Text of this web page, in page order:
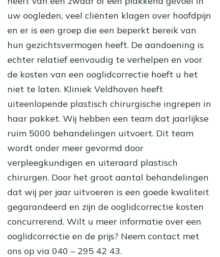
uw oogleden, veel cliënten klagen over hoofdpijn
en er is een groep die een beperkt bereik van
hun gezichtsvermogen heeft. De aandoening is
echter relatief eenvoudig te verhelpen en voor
de kosten van een ooglidcorrectie hoeft u het
niet te laten. Kliniek Veldhoven heeft
uiteenlopende plastisch chirurgische ingrepen in
haar pakket. Wij hebben een team dat jaarlijkse
ruim 5000 behandelingen uitvoert. Dit team
wordt onder meer gevormd door
verpleegkundigen en uiteraard plastisch
chirurgen. Door het groot aantal behandelingen
dat wij per jaar uitvoeren is een goede kwaliteit
gegarandeerd en zijn de ooglidcorrectie kosten
concurrerend. Wilt u meer informatie over een
ooglidcorrectie en de prijs? Neem contact met
ons op via 040 – 295 42 43.